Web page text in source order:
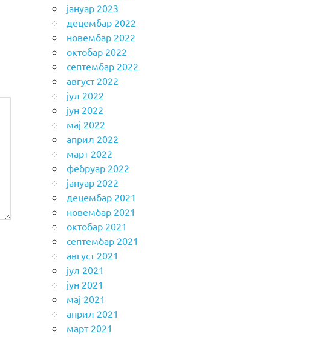
јануар 2023
децембар 2022
новембар 2022
октобар 2022
септембар 2022
август 2022
јул 2022
јун 2022
мај 2022
април 2022
март 2022
фебруар 2022
јануар 2022
децембар 2021
новембар 2021
октобар 2021
септембар 2021
август 2021
јул 2021
јун 2021
мај 2021
април 2021
март 2021